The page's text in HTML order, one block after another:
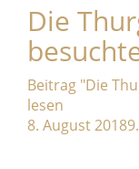
Die
Beitrag "Die
lesen
8. August 2018